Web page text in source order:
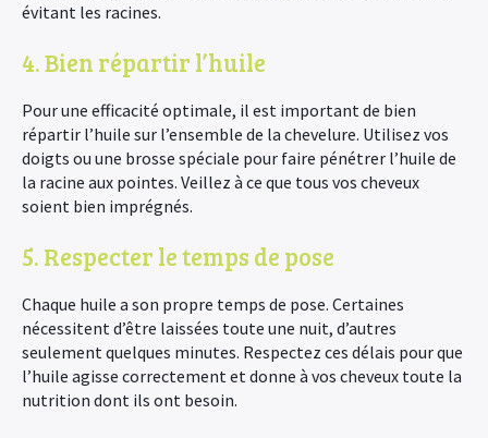
évitant les racines.
4. Bien répartir l’huile
Pour une efficacité optimale, il est important de bien
répartir l’huile sur l’ensemble de la chevelure. Utilisez vos
doigts ou une brosse spéciale pour faire pénétrer l’huile de
la racine aux pointes. Veillez à ce que tous vos cheveux
soient bien imprégnés.
5. Respecter le temps de pose
Chaque huile a son propre temps de pose. Certaines
nécessitent d’être laissées toute une nuit, d’autres
seulement quelques minutes. Respectez ces délais pour que
l’huile agisse correctement et donne à vos cheveux toute la
nutrition dont ils ont besoin.